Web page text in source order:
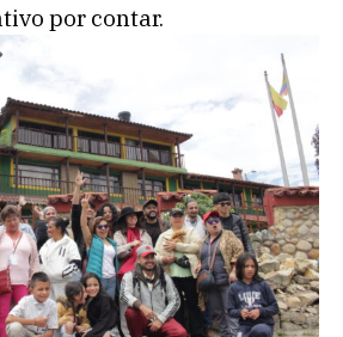
por contar.